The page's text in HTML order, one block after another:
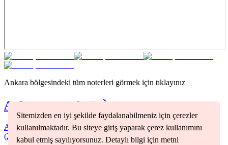
Sitemizden en iyi şekilde faydalanabilmeniz için çerezler
kullanılmaktadır. Bu siteye giriş yaparak çerez kullanımını
kabul etmiş sayılıyorsunuz. Detaylı bilgi için metni
Ankara bölgesindeki tüm noterleri görmek için tıklayınız
AnkaraNoterleri
Akyurt(2)Altındağ( 1)Çankaya(2)Keçiören (1)Sincan
(2 Yenimahalle